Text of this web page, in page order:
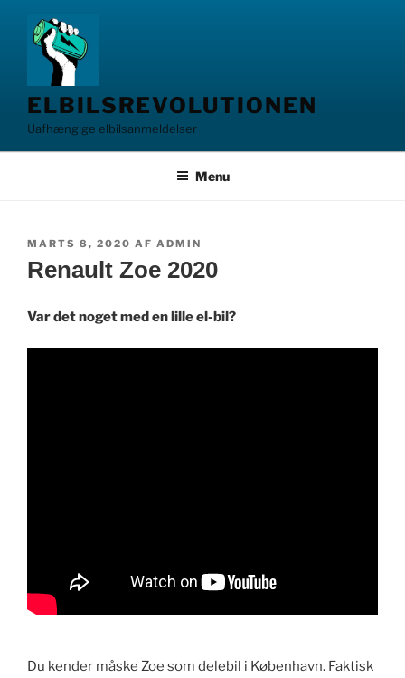
indhold
ELBILSREVOLUTIONEN
Uafhængige elbilsanmeldelser
Menu
UDGIVET
MARTS 8, 2020 AF ADMIN
Renault Zoe 2020
Var det noget med en lille el-bil?
Du kender måske Zoe som delebil i København. Faktisk